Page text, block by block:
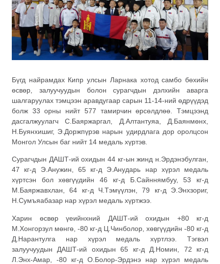
Бүгд найрамдах Кипр улсын Ларнака хотод самбо бөхийн
өсвөр, залуучуудын болон сурагчдын дэлхийн аварга
шалгаруулах тэмцээн аравдугаар сарын 11-14-ний өдрүүдэд
болж 33 орны нийт 577 тамирчин өрсөлдлөө. Тэмцээнд
дасгалжуулагч С.Баяржаргал, Д.Алтантуяа, Д.Баянмөнх,
Н.Буянхишиг, Э.Доржпүрэв нарын удирдлага дор оролцсон
Монгол Улсын баг нийт 14 медаль хүртэв.
Сурагчдын ДАШТ-ий охидын 44 кг-ын жинд н.Эрдэнэбулган,
47 кг-д Э.Анужин, 65 кг-д Э.Анударь нар хүрэл медаль
хүртсэн бол хөвгүүдийн 46 кг-д Б.Сайннямбуу, 53 кг-д
М.Баяржавхлан, 64 кг-д Ч.Тэмүүлэн, 79 кг-д Э.Энхзориг,
Н.Сумъяабазар нар хүрэл медаль хүртжээ.
Харин өсвөр үеийнхний ДАШТ-ий охидын +80 кг-д
М.Хонгорзул мөнгө, -80 кг-д Ц.Чинболор, хөвгүүдийн -80 кг-д
Д.Нарантулга нар хүрэл медаль хүртлээ. Тэгвэл
залуучуудын ДАШТ-ий охидын 65 кг-д Д.Номин, 72 кг-д
Л.Энх-Амар, -80 кг-д О.Болор-Эрдэнэ нар хүрэл медаль